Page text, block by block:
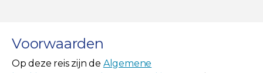
Voorwaarden
Op deze reis zijn de Algemene